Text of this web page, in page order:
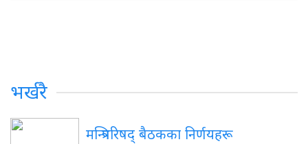
भर्खरै
मन्त्रिपरिषद् बैठकका निर्णयहरू